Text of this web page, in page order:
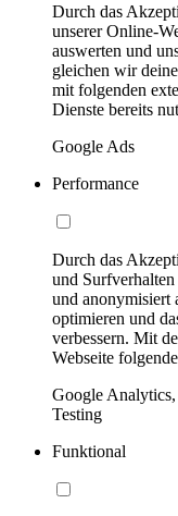
Durch das
unserer Online-
auswerten und
gleichen wir
mit folgenden
Dienste bereits
Google Ads
Performance
Durch das
und
und anonymisiert
optimieren und
verbessern. Mit
Webseite
Google
Testing
Funktional